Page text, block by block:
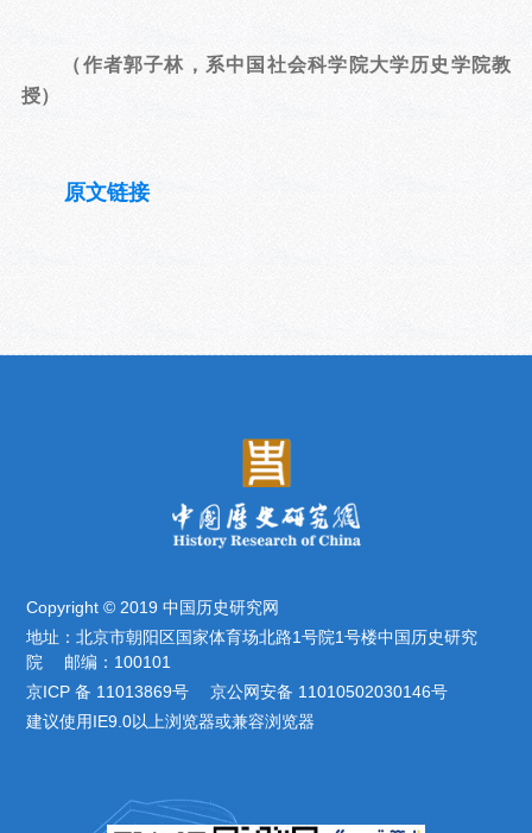
（作者郭子林，系中国社会科学院大学历史学院教
授）
原文链接
Copyright © 2019 中国历史研究网
地址：北京市朝阳区国家体育场北路1号院1号楼中国历史研究
院 邮编：100101
京ICP 备 11013869号 京公网安备 11010502030146号
建议使用IE9.0以上浏览器或兼容浏览器